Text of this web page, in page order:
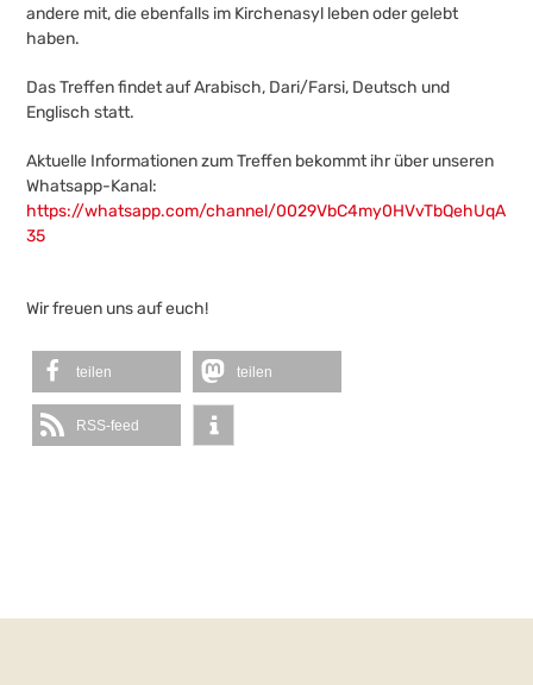
andere mit, die ebenfalls im Kirchenasyl leben oder gelebt
haben.
Das Treffen findet auf Arabisch, Dari/Farsi, Deutsch und
Englisch statt.
Aktuelle Informationen zum Treffen bekommt ihr über unseren
Whatsapp-Kanal:
https://whatsapp.com/channel/0029VbC4my0HVvTbQehUqA
35
Wir freuen uns auf euch!
teilen teilen
RSS-feed